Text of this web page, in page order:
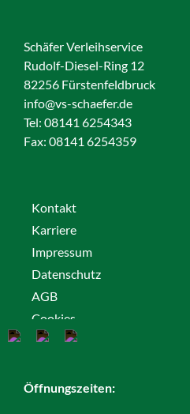
Schäfer Verleihservice
Rudolf-Diesel-Ring 12
82256 Fürstenfeldbruck
info@vs-schaefer.de
Tel: 08141 6254343
Fax: 08141 6254359
Kontakt
Karriere
Impressum
Datenschutz
AGB
Cookies
Öffnungszeiten: